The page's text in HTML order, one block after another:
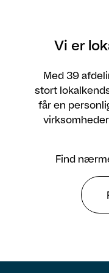
Vi er
Med 39
stort
får en
Find